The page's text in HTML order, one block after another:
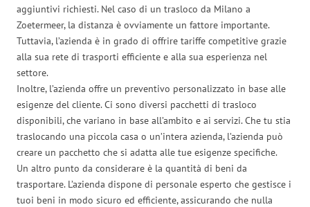
aggiuntivi richiesti. Nel caso di un trasloco da Milano a
Zoetermeer, la distanza è ovviamente un fattore importante.
Tuttavia, l’azienda è in grado di offrire tariffe competitive grazie
alla sua rete di trasporti efficiente e alla sua esperienza nel
settore.
Inoltre, l’azienda offre un preventivo personalizzato in base alle
esigenze del cliente. Ci sono diversi pacchetti di trasloco
disponibili, che variano in base all’ambito e ai servizi. Che tu stia
traslocando una piccola casa o un’intera azienda, l’azienda può
creare un pacchetto che si adatta alle tue esigenze specifiche.
Un altro punto da considerare è la quantità di beni da
trasportare. L’azienda dispone di personale esperto che gestisce i
tuoi beni in modo sicuro ed efficiente, assicurando che nulla